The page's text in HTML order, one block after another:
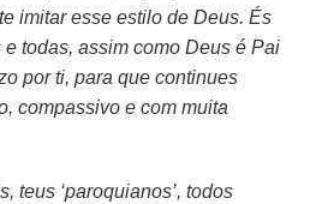
imitar esse estilo de Deus. És
todas, assim como Deus é Pai
por ti, para que continues
compassivo e com muita
teus ‘paroquianos’, todos